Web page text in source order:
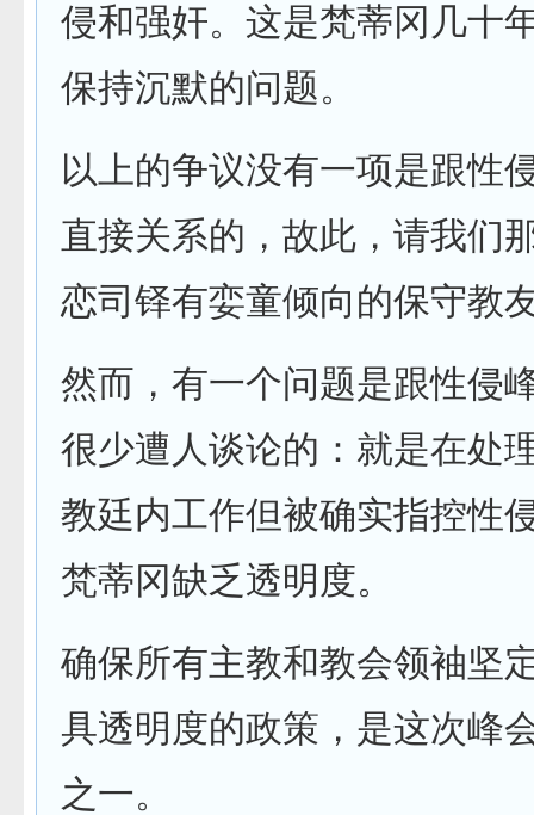
侵和强奸。这是梵蒂冈几十
保持沉默的问题。
以上的争议没有一项是跟性
直接关系的，故此，请我们
恋司铎有娈童倾向的保守教
然而，有一个问题是跟性侵
很少遭人谈论的：就是在处
教廷内工作但被确实指控性
梵蒂冈缺乏透明度。
确保所有主教和教会领袖坚
具透明度的政策，是这次峰
之一。